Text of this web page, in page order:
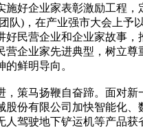
施好企业家表彰激励工程，
队)，在产业强市大会上予
好民营企业和企业家故事，
营企业家先进典型，树立尊
鲜明导向。
策马扬鞭自奋蹄。面对新
股份有限公司加快智能化、
人驾驶地下铲运机等产品获